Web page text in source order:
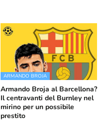
ARMANDO BROJA
Armando Broja al Barcellona?
Il centravanti del Burnley nel
mirino per un possibile
prestito